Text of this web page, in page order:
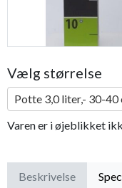
Vælg størrelse
Potte 3,0 liter,- 30-40
Varen er i øjeblikket
Beskrivelse